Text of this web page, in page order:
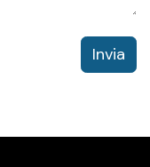
Invia